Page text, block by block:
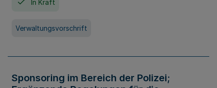
In Kraft
Verwaltungsvorschrift
Sponsoring im Bereich der Polizei;